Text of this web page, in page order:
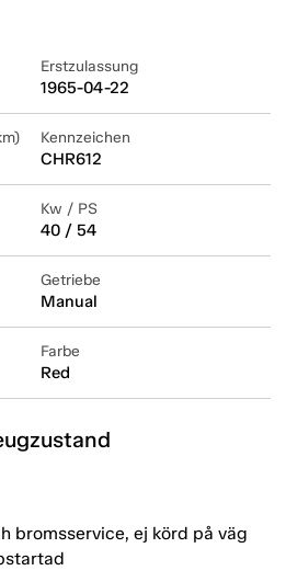
Erstzulassung
1965-04-22
Kennzeichen
CHR612
Kw / PS
40 / 54
Getriebe
Manual
Farbe
Red
bromsservice, ej körd på väg